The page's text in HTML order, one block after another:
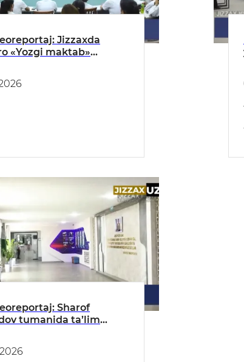
Jizzaxda
«Yozgi maktab»
Sharof
tumanida ta’lim